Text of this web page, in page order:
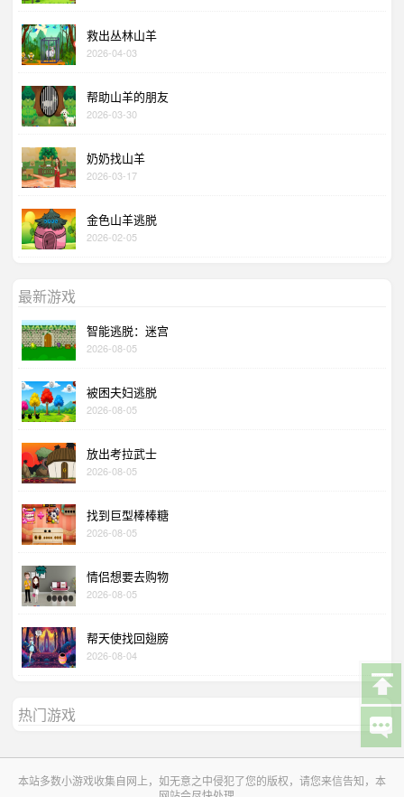
救出丛林山羊
2026-04-03
帮助山羊的朋友
2026-03-30
奶奶找山羊
2026-03-17
金色山羊逃脱
2026-02-05
最新游戏
智能逃脱：迷宫
2026-08-05
被困夫妇逃脱
2026-08-05
放出考拉武士
2026-08-05
找到巨型棒棒糖
2026-08-05
情侣想要去购物
2026-08-05
帮天使找回翅膀
2026-08-04
热门游戏
本站多数小游戏收集自网上，如无意之中侵犯了您的版权，请您来信告知，本